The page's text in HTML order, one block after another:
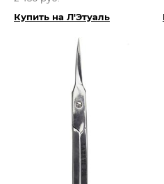
Купить на Л'Этуаль